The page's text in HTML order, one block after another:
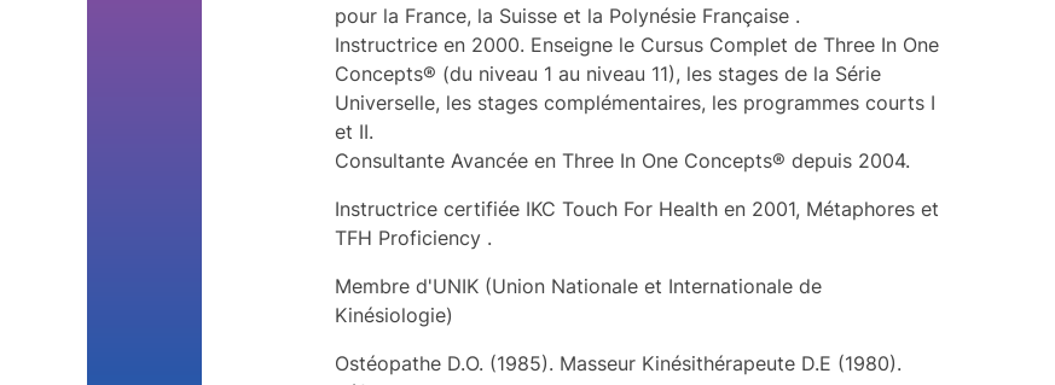
pour la France, la Suisse et la Polynésie Française .
Instructrice en 2000. Enseigne le Cursus Complet de Three In One
Concepts® (du niveau 1 au niveau 11), les stages de la Série
Universelle, les stages complémentaires, les programmes courts I
et II.
Consultante Avancée en Three In One Concepts® depuis 2004.
Instructrice certifiée IKC Touch For Health en 2001, Métaphores et
TFH Proficiency .
Membre d'UNIK (Union Nationale et Internationale de
Kinésiologie)
Ostéopathe D.O. (1985). Masseur Kinésithérapeute D.E (1980).